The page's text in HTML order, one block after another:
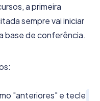
a primeira
sempre vai iniciar
base de conferência.
"anteriores" e tecle